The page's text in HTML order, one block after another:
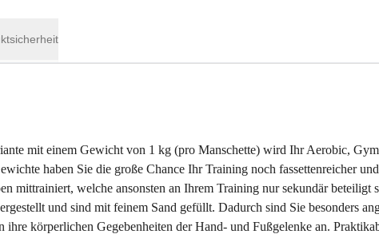
mit einem Gewicht von 1 kg (pro Manschette) wird Ihr Aerobic,
haben Sie die große Chance Ihr Training noch fassettenreicher
mittrainiert, welche ansonsten an Ihrem Training nur sekundär
und sind mit feinem Sand gefüllt. Dadurch sind Sie besonders
körperlichen Gegebenheiten der Hand- und Fußgelenke an.